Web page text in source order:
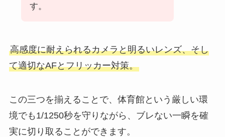
す。
高感度に耐えられるカメラと明るいレンズ、そし
て適切なAFとフリッカー対策。
この三つを揃えることで、体育館という厳しい環
境でも1/1250秒を守りながら、ブレない一瞬を確
実に切り取ることができます。